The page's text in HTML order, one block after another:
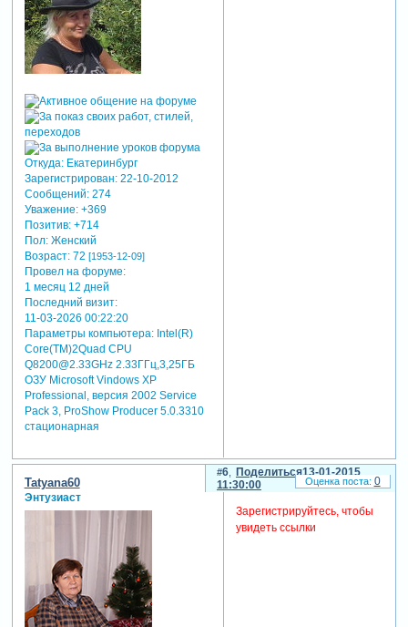
Откуда:Екатеринбург
Зарегистрирован: 22-10-2012
Сообщений:274
Уважение: +369
Позитив: +714
Пол:Женский
Возраст:72 [1953-12-09]
Провел на форуме:
1 месяц 12 дней
Последний визит:
11-03-2026 00:22:20
Параметры компьютера:Intel(R)
Core(TM)2Quad CPU
Q8200@2.33GHz 2.33ГГц,3,25ГБ
ОЗУ Microsoft Vindows XP
Professional, версия 2002 Service
Pack 3, ProShow Producer 5.0.3310
стационарная
Поделиться
6
13-01-2015
11:30:00
Tatyana60
Энтузиаст
Зарегистрируйтесь, чтобы
увидеть ссылки
0